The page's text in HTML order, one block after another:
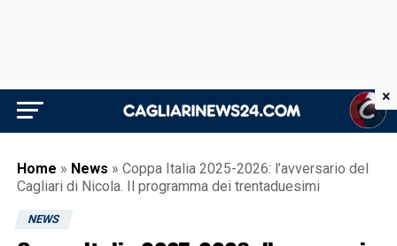
Home » News » Coppa Italia 2025-2026: l’avversario del
Cagliari di Nicola. Il programma dei trentaduesimi
NEWS
×